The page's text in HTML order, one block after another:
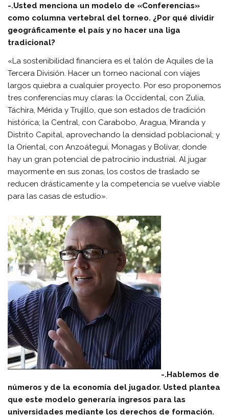
-.Usted menciona un modelo de «Conferencias»
como columna vertebral del torneo. ¿Por qué dividir
geográficamente el país y no hacer una liga
tradicional?
«La sostenibilidad financiera es el talón de Aquiles de la
Tercera División. Hacer un torneo nacional con viajes
largos quiebra a cualquier proyecto. Por eso proponemos
tres conferencias muy claras: la Occidental, con Zulia,
Táchira, Mérida y Trujillo, que son estados de tradición
histórica; la Central, con Carabobo, Aragua, Miranda y
Distrito Capital, aprovechando la densidad poblacional; y
la Oriental, con Anzoátegui, Monagas y Bolívar, donde
hay un gran potencial de patrocinio industrial. Al jugar
mayormente en sus zonas, los costos de traslado se
reducen drásticamente y la competencia se vuelve viable
para las casas de estudio».
-.Hablemos de
números y de la economía del jugador. Usted plantea
que este modelo generaría ingresos para las
universidades mediante los derechos de formación.